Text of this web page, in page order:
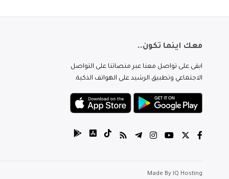
معك اينما تكون..
ابقى على تواصل معنا عبر منصاتنا على التواصل
الاجتماعي وتطبيق الرشيد على الهواتف الذكية.
Made By IQ Hosting